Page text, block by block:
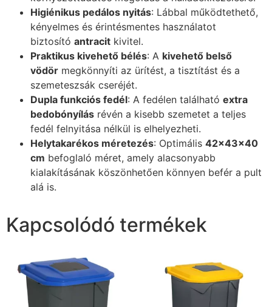
Higiénikus pedálos nyitás: Lábbal működtethető,
kényelmes és érintésmentes használatot
biztosító antracit kivitel.
Praktikus kivehető bélés: A kivehető belső
vödör megkönnyíti az ürítést, a tisztítást és a
szemeteszsák cseréjét.
Dupla funkciós fedél: A fedélen található extra
bedobónyílás révén a kisebb szemetet a teljes
fedél felnyitása nélkül is elhelyezheti.
Helytakarékos méretezés: Optimális 42x43x40
cm befoglaló méret, amely alacsonyabb
kialakításának köszönhetően könnyen befér a pult
alá is.
Kapcsolódó termékek